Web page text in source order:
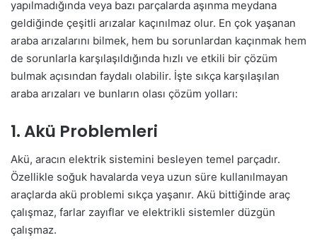
yapılmadığında veya bazı parçalarda aşınma meydana
geldiğinde çeşitli arızalar kaçınılmaz olur. En çok yaşanan
araba arızalarını bilmek, hem bu sorunlardan kaçınmak hem
de sorunlarla karşılaşıldığında hızlı ve etkili bir çözüm
bulmak açısından faydalı olabilir. İşte sıkça karşılaşılan
araba arızaları ve bunların olası çözüm yolları:
1. Akü Problemleri
Akü, aracın elektrik sistemini besleyen temel parçadır.
Özellikle soğuk havalarda veya uzun süre kullanılmayan
araçlarda akü problemi sıkça yaşanır. Akü bittiğinde araç
çalışmaz, farlar zayıflar ve elektrikli sistemler düzgün
çalışmaz.